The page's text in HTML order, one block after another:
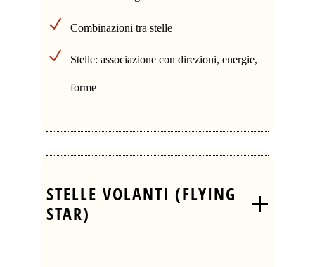
Combinazioni tra stelle
Stelle: associazione con direzioni, energie,
forme
STELLE VOLANTI (FLYING
STAR)